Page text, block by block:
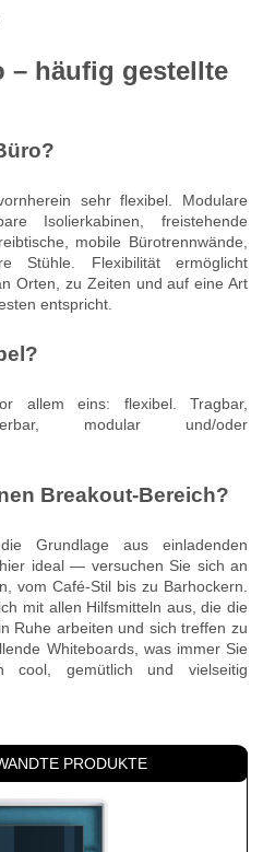
– häufig gestellte
sehr flexibel. Modulare
Isolierkabinen, freistehende
mobile Bürotrennwände,
Stühle. Flexibilität ermöglicht
Orten, zu Zeiten und auf eine Art
entspricht.
allem eins: flexibel. Tragbar,
modular und/oder
Breakout-Bereich?
Grundlage aus einladenden
ideal — versuchen Sie sich an
vom Café-Stil bis zu Barhockern.
mit allen Hilfsmitteln aus, die die
Ruhe arbeiten und sich treffen zu
Whiteboards, was immer Sie
cool, gemütlich und vielseitig
PRODUKTE